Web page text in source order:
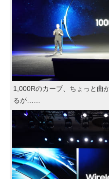
1,000Rのカーブ、ちょっと曲
るが……